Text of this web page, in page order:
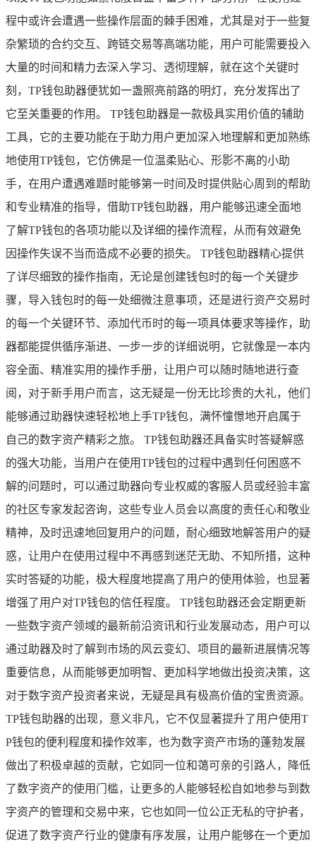
程中或许会遭遇一些操作层面的棘手困难，尤其是对于一些复
杂繁琐的合约交互、跨链交易等高端功能，用户可能需要投入
大量的时间和精力去深入学习、透彻理解，就在这个关键时
刻，TP钱包助器便犹如一盏照亮前路的明灯，充分发挥出了
它至关重要的作用。 TP钱包助器是一款极具实用价值的辅助
工具，它的主要功能在于助力用户更加深入地理解和更加熟练
地使用TP钱包，它仿佛是一位温柔贴心、形影不离的小助
手，在用户遭遇难题时能够第一时间及时提供贴心周到的帮助
和专业精准的指导，借助TP钱包助器，用户能够迅速全面地
了解TP钱包的各项功能以及详细的操作流程，从而有效避免
因操作失误不当而造成不必要的损失。 TP钱包助器精心提供
了详尽细致的操作指南，无论是创建钱包时的每一个关键步
骤，导入钱包时的每一处细微注意事项，还是进行资产交易时
的每一个关键环节、添加代币时的每一项具体要求等操作，助
器都能提供循序渐进、一步一步的详细说明，它就像是一本内
容全面、精准实用的操作手册，让用户可以随时随地进行查
阅，对于新手用户而言，这无疑是一份无比珍贵的大礼，他们
能够通过助器快速轻松地上手TP钱包，满怀憧憬地开启属于
自己的数字资产精彩之旅。 TP钱包助器还具备实时答疑解惑
的强大功能，当用户在使用TP钱包的过程中遇到任何困惑不
解的问题时，可以通过助器向专业权威的客服人员或经验丰富
的社区专家发起咨询，这些专业人员会以高度的责任心和敬业
精神，及时迅速地回复用户的问题，耐心细致地解答用户的疑
惑，让用户在使用过程中不再感到迷茫无助、不知所措，这种
实时答疑的功能，极大程度地提高了用户的使用体验，也显著
增强了用户对TP钱包的信任程度。 TP钱包助器还会定期更新
一些数字资产领域的最新前沿资讯和行业发展动态，用户可以
通过助器及时了解到市场的风云变幻、项目的最新进展情况等
重要信息，从而能够更加明智、更加科学地做出投资决策，这
对于数字资产投资者来说，无疑是具有极高价值的宝贵资源。
TP钱包助器的出现，意义非凡，它不仅显著提升了用户使用T
P钱包的便利程度和操作效率，也为数字资产市场的蓬勃发展
做出了积极卓越的贡献，它如同一位和蔼可亲的引路人，降低
了数字资产的使用门槛，让更多的人能够轻松自如地参与到数
字资产的管理和交易中来，它也如同一位公正无私的守护者，
促进了数字资产行业的健康有序发展，让用户能够在一个更加